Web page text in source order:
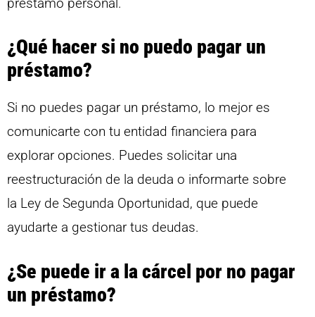
¿Qué hacer si no puedo pagar un
préstamo?
Si no puedes pagar un préstamo, lo mejor es
comunicarte con tu entidad financiera para
explorar opciones. Puedes solicitar una
reestructuración de la deuda o informarte sobre
la Ley de Segunda Oportunidad, que puede
ayudarte a gestionar tus deudas.
¿Se puede ir a la cárcel por no pagar
un préstamo?